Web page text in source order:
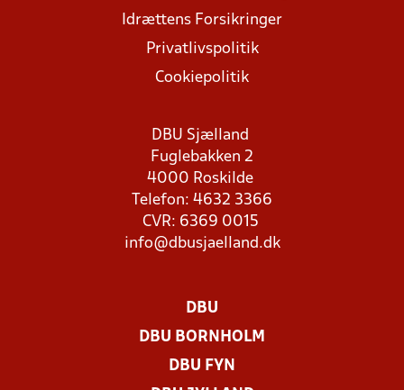
Idrættens Forsikringer
Privatlivspolitik
Cookiepolitik
DBU Sjælland
Fuglebakken 2
4000 Roskilde
Telefon: 4632 3366
CVR: 6369 0015
info@dbusjaelland.dk
DBU
DBU BORNHOLM
DBU FYN